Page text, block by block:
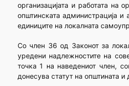
организацијата и работата на
општинската администрација и
единиците на локалната
Со член 36 од Законот за
уредени надлежностите на
точка 1 на наведениот член,
донесува статут на општината и